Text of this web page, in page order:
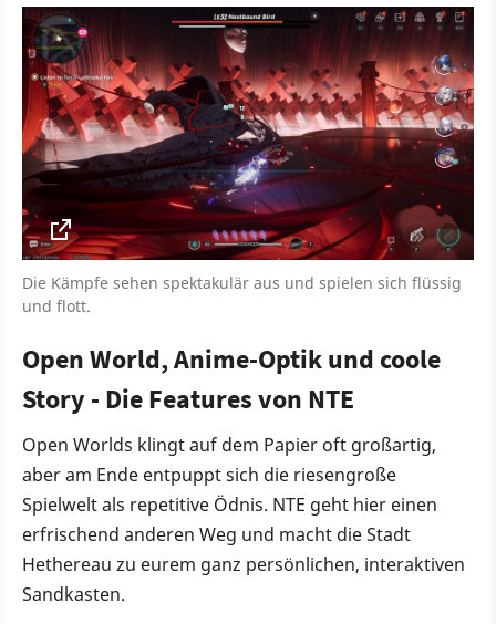
Die Kämpfe sehen spektakulär aus und spielen sich flüssig
und flott.
Open World, Anime-Optik und coole
Story - Die Features von NTE
Open Worlds klingt auf dem Papier oft großartig,
aber am Ende entpuppt sich die riesengroße
Spielwelt als repetitive Ödnis. NTE geht hier einen
erfrischend anderen Weg und macht die Stadt
Hethereau zu eurem ganz persönlichen, interaktiven
Sandkasten.